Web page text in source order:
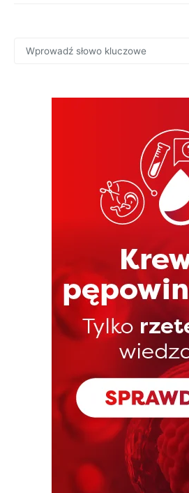
FOR: